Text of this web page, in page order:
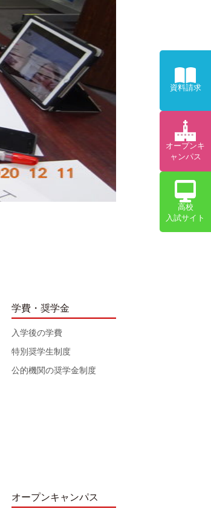
学費・奨学金
入学後の学費
特別奨学生制度
公的機関の奨学金制度
オープンキャンパス
資料請求
オープンキ
ャンパス
高校
入試サイト